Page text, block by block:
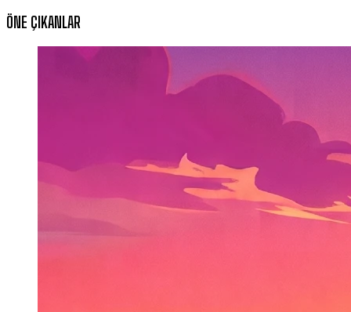
ÖNE ÇIKANLAR